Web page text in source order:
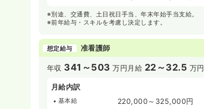
※別途、交通費、土日祝日手当、年末年始手当支給。
※前年給与・スキルを考慮し決定します。
想定給与 准看護師
年収 341～503 万円 月給 22～32.5 万円
月給内訳
基本給 220,000～325,000円